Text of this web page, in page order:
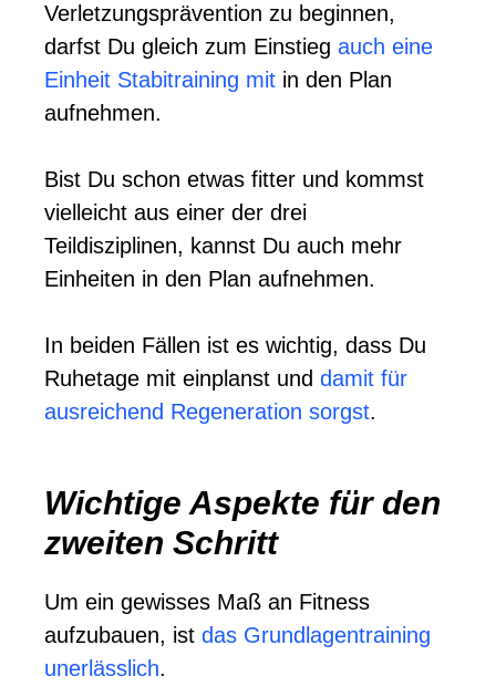
Verletzungsprävention zu beginnen,
darfst Du gleich zum Einstieg auch eine
Einheit Stabitraining mit in den Plan
aufnehmen.
Bist Du schon etwas fitter und kommst
vielleicht aus einer der drei
Teildisziplinen, kannst Du auch mehr
Einheiten in den Plan aufnehmen.
In beiden Fällen ist es wichtig, dass Du
Ruhetage mit einplanst und damit für
ausreichend Regeneration sorgst.
Wichtige Aspekte für den
zweiten Schritt
Um ein gewisses Maß an Fitness
aufzubauen, ist das Grundlagentraining
unerlässlich.